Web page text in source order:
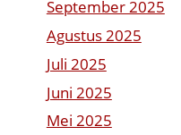
September 2025
Agustus 2025
Juli 2025
Juni 2025
Mei 2025